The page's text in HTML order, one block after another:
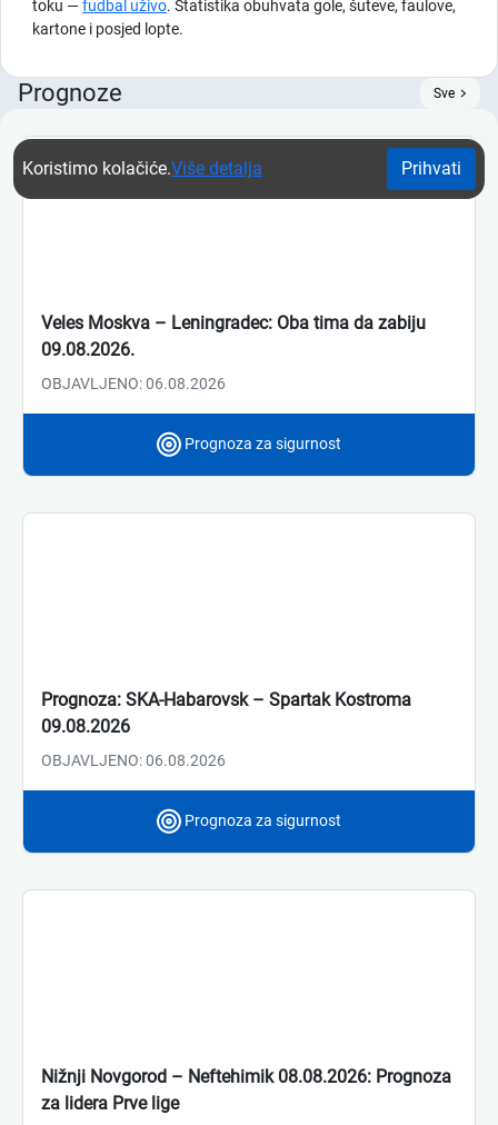
toku —fudbal uživo. Statistika obuhvata gole, šuteve, faulove,
kartone i posjed lopte.
Prognoze Sve
Veles Moskva – Leningradec: Oba tima da zabiju
09.08.2026.
OBJAVLJENO: 06.08.2026
Prognoza za sigurnost
Prognoza: SKA-Habarovsk – Spartak Kostroma
09.08.2026
OBJAVLJENO: 06.08.2026
Prognoza za sigurnost
Nižnji Novgorod – Neftehimik 08.08.2026: Prognoza
za lidera Prve lige
Koristimo kolačiće.Više detalja Prihvati